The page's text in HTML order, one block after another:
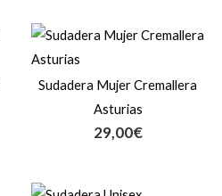
Sudadera Mujer Cremallera
Asturias
29,00€